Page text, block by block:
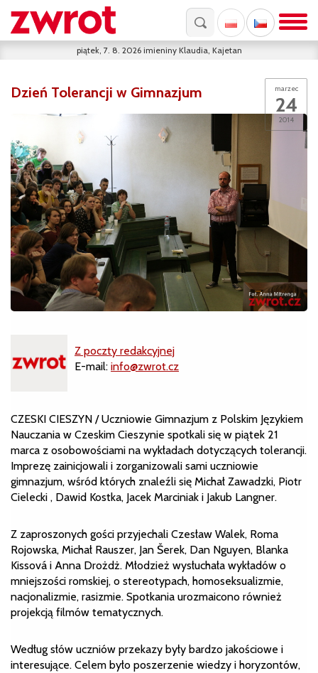
piątek, 7. 8. 2026 imieniny Klaudia, Kajetan
marzec
24
2014
Dzień Tolerancji w Gimnazjum
Z poczty redakcyjnej
E-mail: info@zwrot.cz
CZESKI CIESZYN / Uczniowie Gimnazjum z Polskim Językiem
Nauczania w Czeskim Cieszynie spotkali się w piątek 21
marca z osobowościami na wykładach dotyczących tolerancji.
Imprezę zainicjowali i zorganizowali sami uczniowie
gimnazjum, wśród których znaleźli się Michał Zawadzki, Piotr
Cielecki , Dawid Kostka, Jacek Marciniak i Jakub Langner.
Z zaproszonych gości przyjechali Czesław Walek, Roma
Rojowska, Michał Rauszer, Jan Šerek, Dan Nguyen, Blanka
Kissová i Anna Drożdż. Młodzież wysłuchała wykładów o
mniejszości romskiej, o stereotypach, homoseksualizmie,
nacjonalizmie, rasizmie. Spotkania urozmaicono również
projekcją filmów tematycznych.
Według słów uczniów przekazy były bardzo jakościowe i
interesujące. Celem było poszerzenie wiedzy i horyzontów,